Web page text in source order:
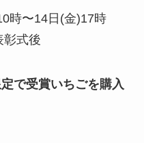
時〜14日(金)17時
彰式後
で受賞いちごを購入